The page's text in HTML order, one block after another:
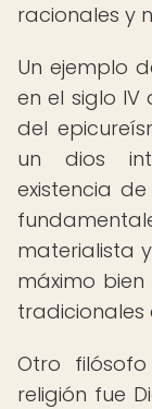
racionales y
Un ejemplo
en el siglo IV
del
un dios
existencia
materialista
máximo
tradicionales
Otro
religión fue